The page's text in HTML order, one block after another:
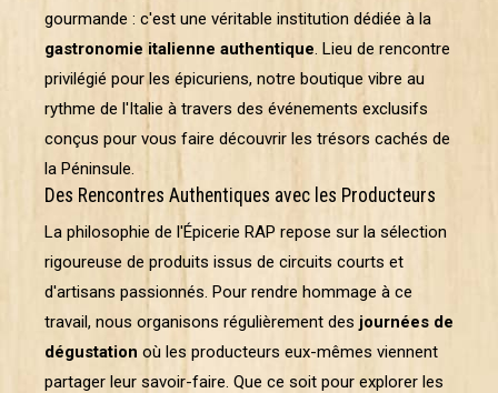
gourmande : c'est une véritable institution dédiée à la
gastronomie italienne authentique. Lieu de rencontre
privilégié pour les épicuriens, notre boutique vibre au
rythme de l'Italie à travers des événements exclusifs
conçus pour vous faire découvrir les trésors cachés de
la Péninsule.
Des Rencontres Authentiques avec les Producteurs
La philosophie de l'Épicerie RAP repose sur la sélection
rigoureuse de produits issus de circuits courts et
d'artisans passionnés. Pour rendre hommage à ce
travail, nous organisons régulièrement des journées de
dégustation où les producteurs eux-mêmes viennent
partager leur savoir-faire. Que ce soit pour explorer les